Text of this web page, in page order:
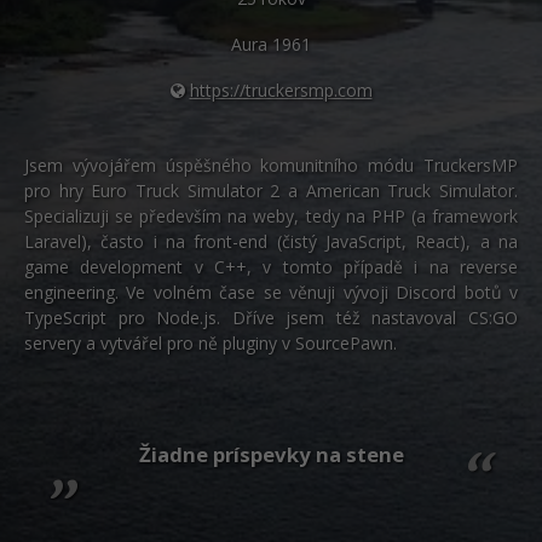
Python
JavaScript -80%
C++ -80%
Swift -80%
Kotlin -80%
WordPress
-30%
Business
Copywriting -30%
MS Office -80%
Photoshop
Adobe Illustrator -80%
Adobe Lightroom
Adobe XD -15%
Adobe InDesign -25%
Adobe After Effects
Inkscape
Aura 1961
https://truckersmp.com
Jsem vývojářem úspěšného komunitního módu TruckersMP
pro hry Euro Truck Simulator 2 a American Truck Simulator.
Specializuji se především na weby, tedy na PHP (a framework
Laravel), často i na front-end (čistý JavaScript, React), a na
game development v C++, v tomto případě i na reverse
engineering. Ve volném čase se věnuji vývoji Discord botů v
TypeScript pro Node.js. Dříve jsem též nastavoval CS:GO
servery a vytvářel pro ně pluginy v SourcePawn.
„ “
Žiadne príspevky na stene